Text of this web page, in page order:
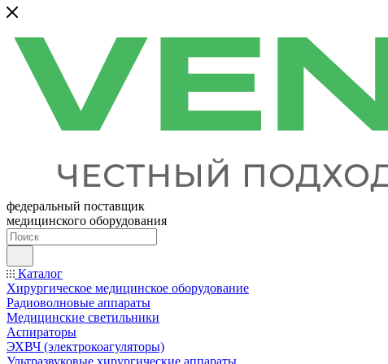
федеральный поставщик
медицинского оборудования
Каталог
Хирургическое медицинское оборудование
Радиоволновые аппараты
Медицинские светильники
Аспираторы
ЭХВЧ (электрокоагуляторы)
Ультразвуковые хирургические аппараты